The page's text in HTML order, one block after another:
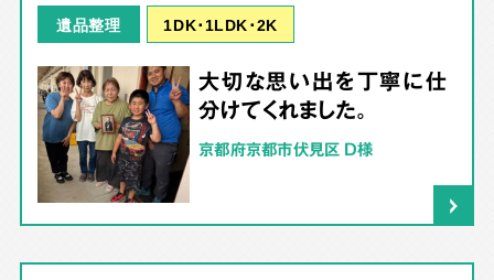
遺品整理 1DK･1LDK･2K
大切な思い出を丁寧に仕
分けてくれました。
京都府京都市伏見区 D様